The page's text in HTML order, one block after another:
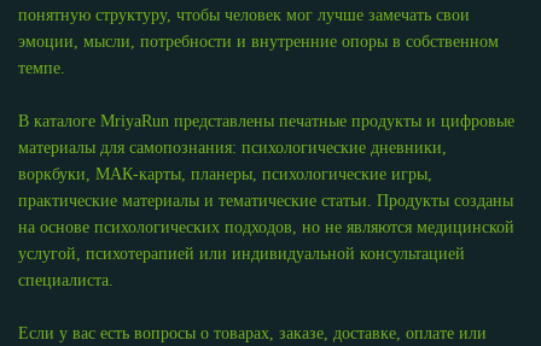
понятную структуру, чтобы человек мог лучше замечать свои
эмоции, мысли, потребности и внутренние опоры в собственном
темпе.
В каталоге MriyaRun представлены печатные продукты и цифровые
материалы для самопознания: психологические дневники,
воркбуки, МАК-карты, планеры, психологические игры,
практические материалы и тематические статьи. Продукты созданы
на основе психологических подходов, но не являются медицинской
услугой, психотерапией или индивидуальной консультацией
специалиста.
Если у вас есть вопросы о товарах, заказе, доставке, оплате или